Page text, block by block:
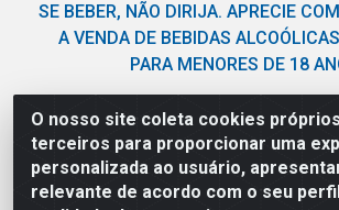
O nosso site coleta cookies
terceiros para proporcionar uma
personalizada ao usuário,
relevante de acordo com o seu
SE BEBER, NÃO DIRIJA. APRECIE
A VENDA DE BEBIDAS
PARA MENORES DE 18
Nordil Distribuidora - Avenida Liberdade,
Sesi - Bayeux/PB - CEP 58.111-
03.775.813/0001-41